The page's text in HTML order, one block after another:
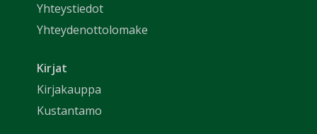
Yhteystiedot
Yhteydenottolomake
Kirjat
Kirjakauppa
Kustantamo